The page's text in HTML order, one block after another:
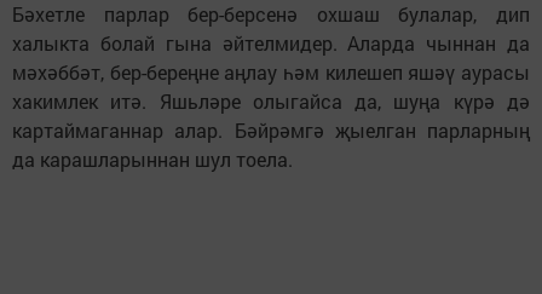
Бәхетле парлар бер-берсенә охшаш булалар, дип
халыкта болай гына әйтелмидер. Аларда чыннан да
мәхәббәт, бер-береңне аңлау һәм килешеп яшәү аурасы
хакимлек итә. Яшьләре олыгайса да, шуңа күрә дә
картаймаганнар алар. Бәйрәмгә җыелган парларның
да карашларыннан шул тоела.